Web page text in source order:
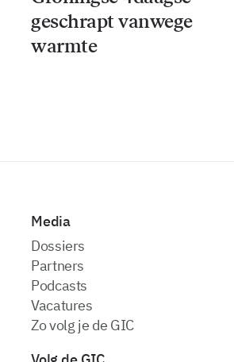
geschrapt vanwege
warmte
Media
dossiers
partners
podcasts
vacatures
zo volg je de GIC